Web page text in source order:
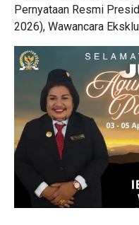
Pernyataan Resmi
2026), Wawancara